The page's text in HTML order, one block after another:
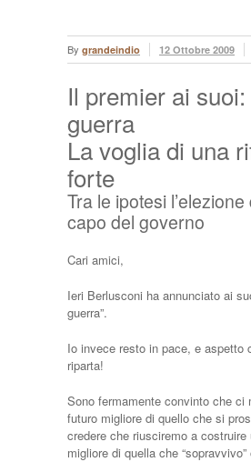
By grandeindio 12 Ottobre 2009
Il premier ai
guerra
La voglia di una
forte
Tra le ipotesi
capo del governo
Cari amici,
Ieri Berlusconi ha annunciato ai
guerra”.
Io invece resto in pace, e aspetto
riparta!
Sono fermamente convinto che ci
futuro migliore di quello che si
credere che riusciremo a
migliore di quella che